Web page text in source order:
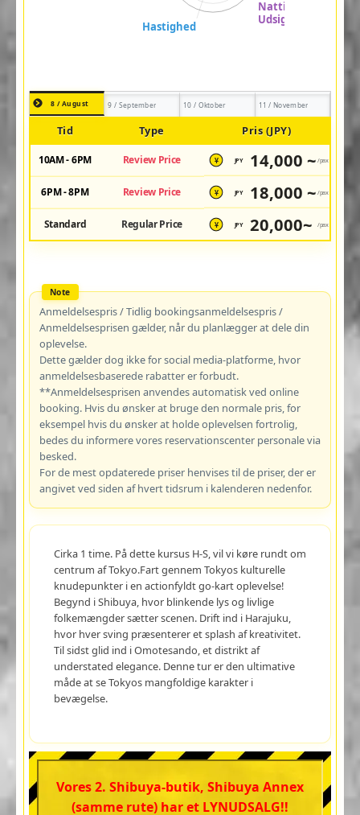
8 / August 9 / September 10 / Oktober 11 / November
Tid Type Pris (JPY)
10AM - 6PM Review Price ¥ JPY 14,000 ~ /pax
6PM - 8PM Review Price ¥ JPY 18,000 ~ /pax
Standard Regular Price ¥ JPY 20,000~ /pax
Anmeldelsespris / Tidlig bookingsanmeldelsespris /
Anmeldelsesprisen gælder, når du planlægger at dele din
oplevelse.
Dette gælder dog ikke for social media-platforme, hvor
anmeldelsesbaserede rabatter er forbudt.
**Anmeldelsesprisen anvendes automatisk ved online
booking. Hvis du ønsker at bruge den normale pris, for
eksempel hvis du ønsker at holde oplevelsen fortrolig,
bedes du informere vores reservationscenter personale via
besked.
For de mest opdaterede priser henvises til de priser, der er
angivet ved siden af hvert tidsrum i kalenderen nedenfor.
Cirka 1 time. På dette kursus H-S, vil vi køre rundt om
centrum af Tokyo.Fart gennem Tokyos kulturelle
knudepunkter i en actionfyldt go-kart oplevelse!
Begynd i Shibuya, hvor blinkende lys og livlige
folkemængder sætter scenen. Drift ind i Harajuku,
hvor hver sving præsenterer et splash af kreativitet.
Til sidst glid ind i Omotesando, et distrikt af
understated elegance. Denne tur er den ultimative
måde at se Tokyos mangfoldige karakter i
bevægelse.
Vores 2. Shibuya-butik, Shibuya Annex
(samme rute) har et LYNUDSALG!!